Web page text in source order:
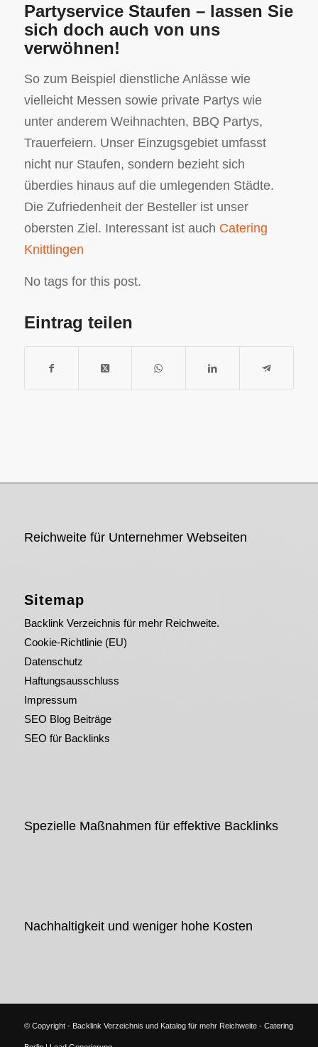
Partyservice Staufen – lassen Sie
sich doch auch von uns
verwöhnen!
So zum Beispiel dienstliche Anlässe wie
vielleicht Messen sowie private Partys wie
unter anderem Weihnachten, BBQ Partys,
Trauerfeiern. Unser Einzugsgebiet umfasst
nicht nur Staufen, sondern bezieht sich
überdies hinaus auf die umlegenden Städte.
Die Zufriedenheit der Besteller ist unser
obersten Ziel. Interessant ist auch Catering
Knittlingen
No tags for this post.
Eintrag teilen
Reichweite für Unternehmer Webseiten
Sitemap
Backlink Verzeichnis für mehr Reichweite.
Cookie-Richtlinie (EU)
Datenschutz
Haftungsausschluss
Impressum
SEO Blog Beiträge
SEO für Backlinks
Spezielle Maßnahmen für effektive Backlinks
Nachhaltigkeit und weniger hohe Kosten
© Copyright - Backlink Verzeichnis und Katalog für mehr Reichweite - Catering